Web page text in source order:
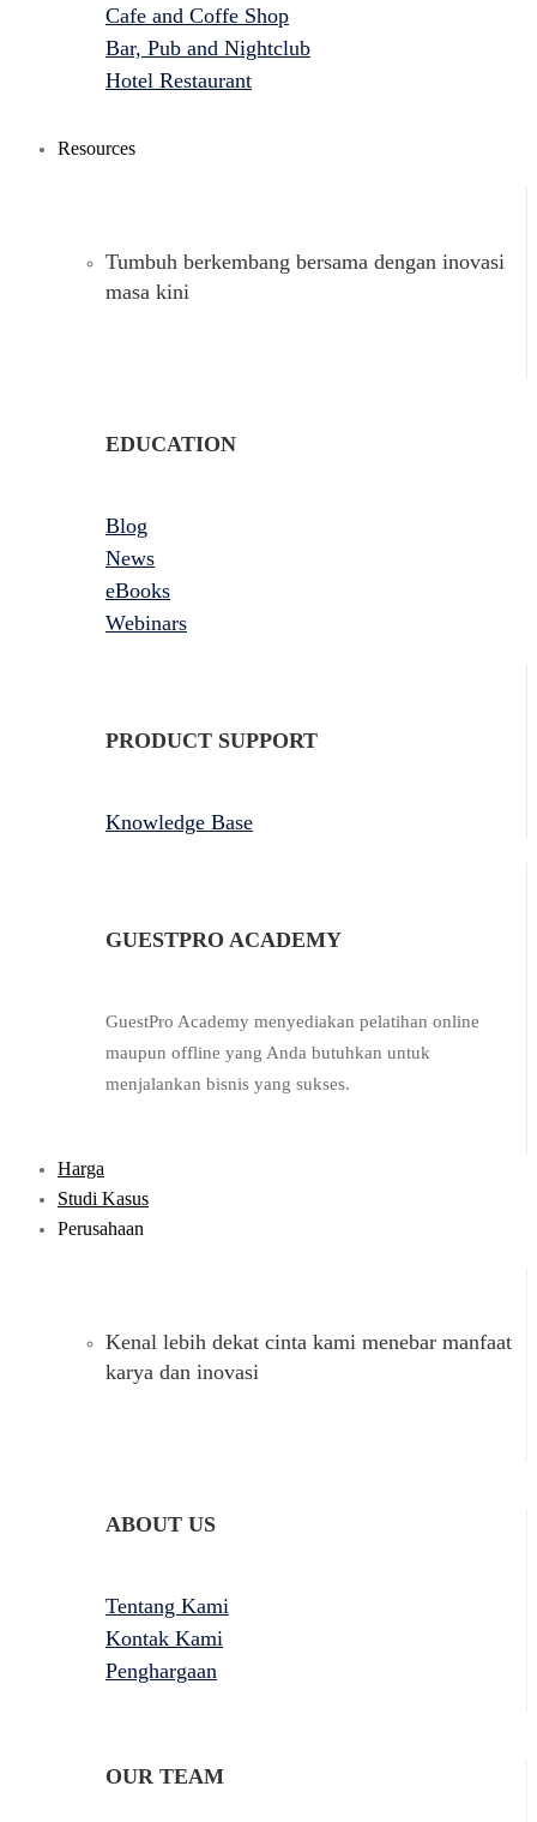
Cafe and Coffe Shop
Bar, Pub and Nightclub
Hotel Restaurant
Resources
Tumbuh berkembang bersama dengan inovasi
masa kini
EDUCATION
Blog
News
eBooks
Webinars
PRODUCT SUPPORT
Knowledge Base
GUESTPRO ACADEMY
GuestPro Academy menyediakan pelatihan online
maupun offline yang Anda butuhkan untuk
menjalankan bisnis yang sukses.
Harga
Studi Kasus
Perusahaan
Kenal lebih dekat cinta kami menebar manfaat
karya dan inovasi
ABOUT US
Tentang Kami
Kontak Kami
Penghargaan
OUR TEAM